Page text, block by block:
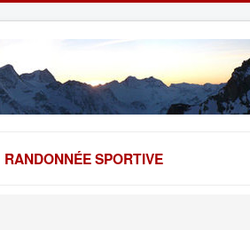
RANDONNÉE SPORTIVE